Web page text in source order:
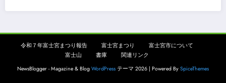
令和７年富士宮まつり報告 富士宮まつり
富士宮市について
富士山
書庫
関連リンク
NewsBlogger - Magazine & Blog WordPress テーマ 2026 | Powered By SpiceThemes